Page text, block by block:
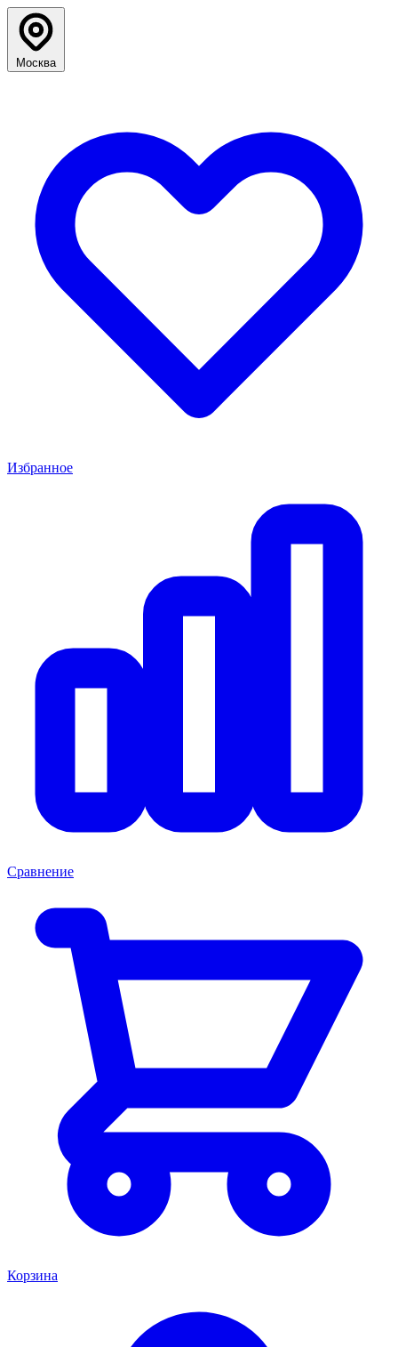
Москва
Избранное
Сравнение
Корзина